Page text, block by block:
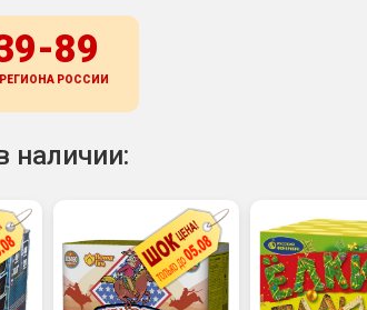
89
РОССИИ
наличии: